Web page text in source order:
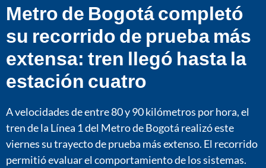
Metro de Bogotá completó
su recorrido de prueba más
extensa: tren llegó hasta la
estación cuatro
A velocidades de entre 80 y 90 kilómetros por hora, el
tren de la Línea 1 del Metro de Bogotá realizó este
viernes su trayecto de prueba más extenso. El recorrido
permitió evaluar el comportamiento de los sistemas.